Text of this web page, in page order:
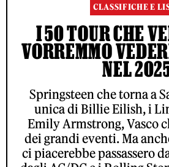
CLASSIFICHE E
I 50 TOUR CHE
VORREMMO
NEL
Springsteen che torna a
unica di Billie Eilish, i
Emily Armstrong, Vasco
dei grandi eventi. Ma
ci piacerebbe passassero